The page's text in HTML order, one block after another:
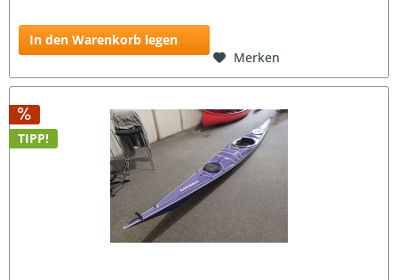
In den Warenkorb legen
Merken
TIPP!